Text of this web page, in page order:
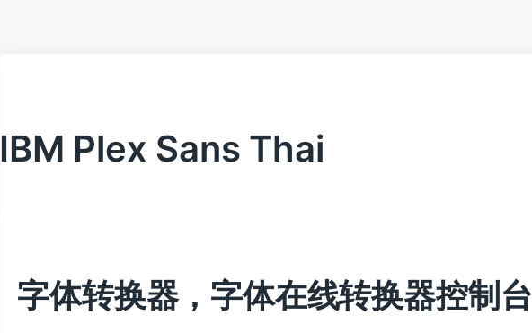
IBM Plex Sans Thai
字体转换器，字体在线转换器控制台